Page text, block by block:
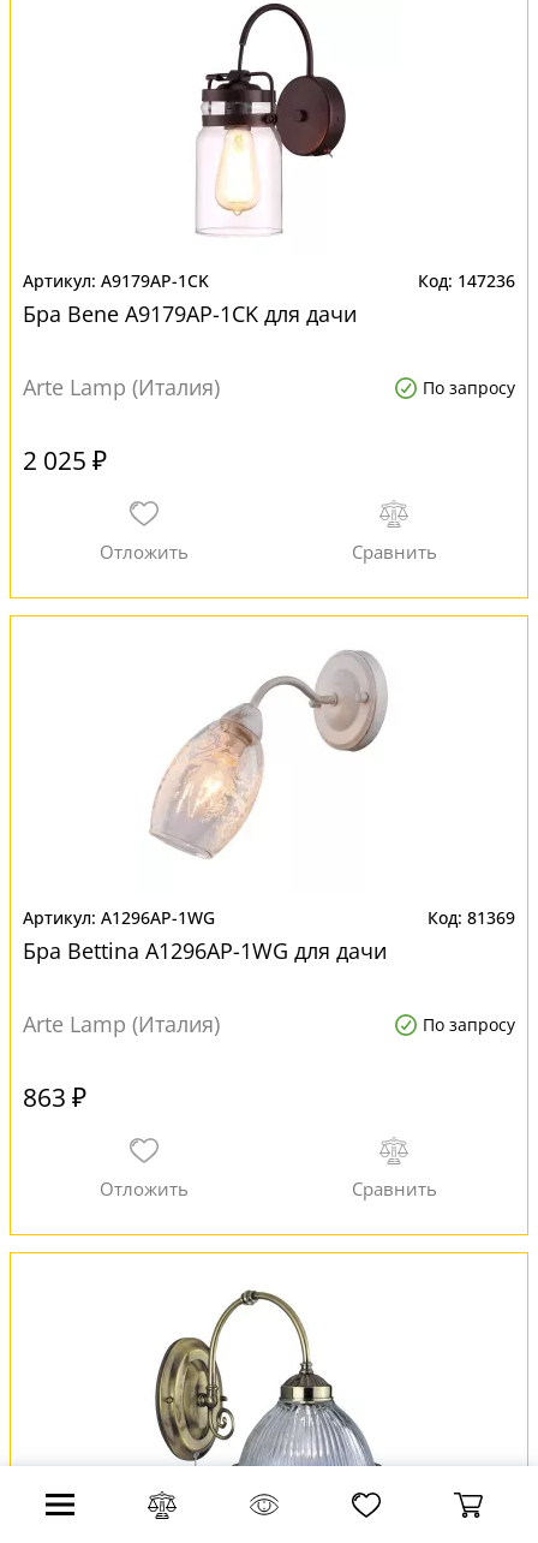
A9179AP-1CK 147236
Бра Bene A9179AP-1CK для дачи
Arte Lamp (Италия) По запросу
2 025 ₽
A1296AP-1WG 81369
Бра Bettina A1296AP-1WG для дачи
Arte Lamp (Италия) По запросу
863 ₽